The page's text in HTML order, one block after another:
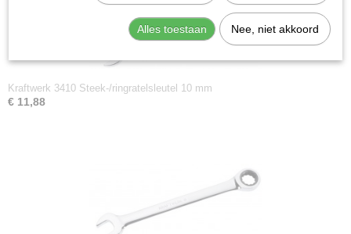
Kraftwerk 3410 Steek-/ringratelsleutel 10 mm
€ 11,88
Alles toestaan Nee, niet akkoord